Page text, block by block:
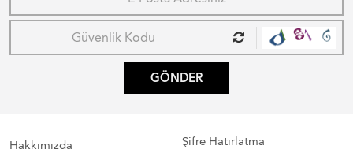
GÖNDER
Hakkımızda Şifre Hatırlatma